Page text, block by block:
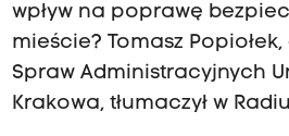
wpływ na poprawę
mieście? Tomasz
Spraw Administracyjnych
Krakowa, tłumaczył w